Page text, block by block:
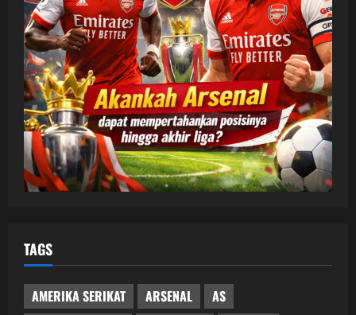
TAGS
AMERIKA SERIKAT ARSENAL
AS